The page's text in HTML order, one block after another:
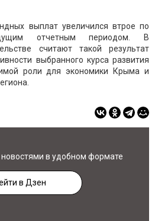
выплат увеличился втрое по
отчетным периодом. В
считают такой результат
выбранного курса развития
роли для экономики Крыма и
в удобном формате
в Дзен